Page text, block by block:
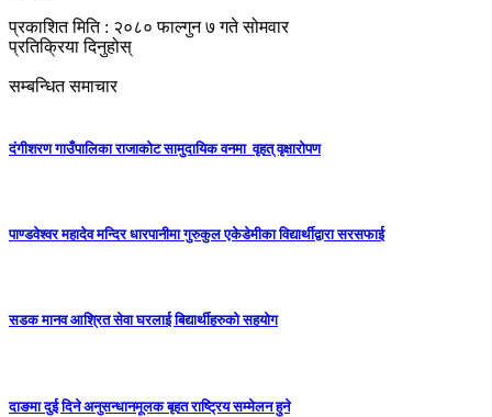
प्रकाशित मिति : २०८० फाल्गुन ७ गते सोमवार
प्रतिक्रिया दिनुहोस्
सम्बन्धित समाचार
दंगीशरण गाउँपालिका राजाकाेट सामुदायिक वनमा वृहत् वृक्षारोपण
पाण्डवेश्वर महादेव मन्दिर धारपानीमा गुरुकुल एकेडेमीका विद्यार्थीद्वारा सरसफाई
सडक मानव आश्रित सेवा घरलाई बिद्यार्थीहरुको सहयोग
दाङमा दुई दिने अनुसन्धानमूलक बृहत राष्ट्रिय सम्मेलन हुने